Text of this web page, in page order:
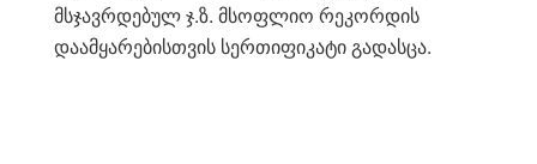
მსჯავრდებულ ჯ.ზ. მსოფლიო რეკორდის
დაამყარებისთვის სერთიფიკატი გადასცა.